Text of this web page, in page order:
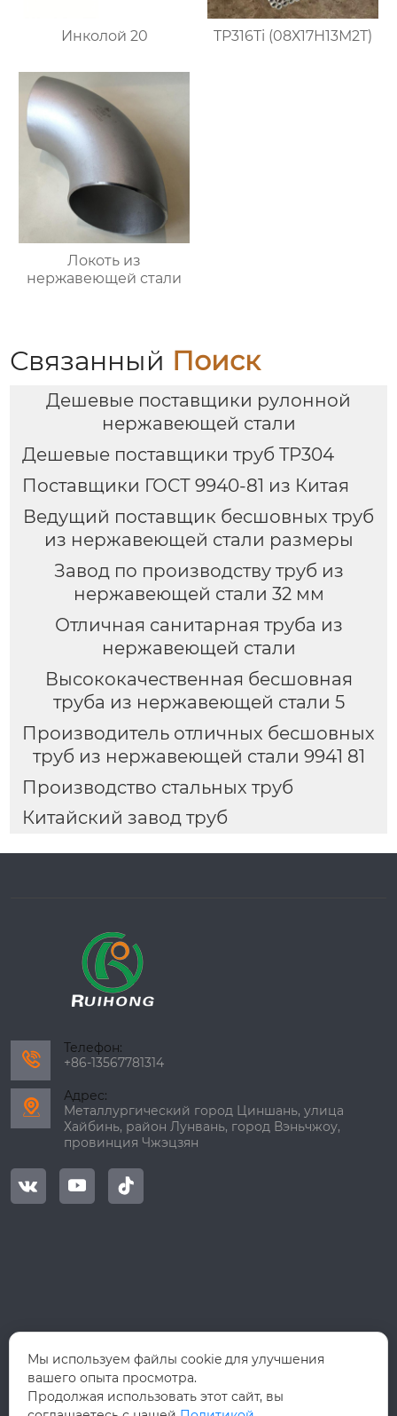
Инколой 20 TP316Ti (08Х17Н13М2Т)
Локоть из
нержавеющей стали
Связанный Поиск
Дешевые поставщики рулонной
нержавеющей стали
Дешевые поставщики труб TP304
Поставщики ГОСТ 9940-81 из Китая
Ведущий поставщик бесшовных труб
из нержавеющей стали размеры
Завод по производству труб из
нержавеющей стали 32 мм
Отличная санитарная труба из
нержавеющей стали
Высококачественная бесшовная
труба из нержавеющей стали 5
Производитель отличных бесшовных
труб из нержавеющей стали 9941 81
Производство стальных труб
Китайский завод труб

Телефон:
+86-13567781314

Адрес:
Металлургический город Циншань, улица
Хайбинь, район Лунвань, город Вэньчжоу,
провинция Чжэцзян
  
Мы используем файлы cookie для улучшения
вашего опыта просмотра.
Продолжая использовать этот сайт, вы